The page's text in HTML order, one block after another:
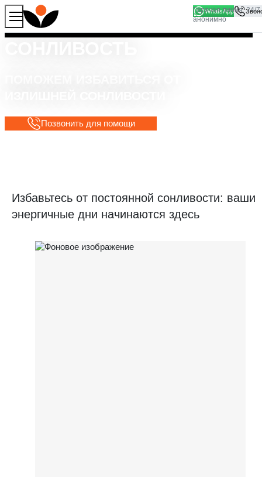
WhatsApp
Позвонить для помощи
Избавьтесь от постоянной сонливости: ваши
энергичные дни начинаются здесь
Продолжая работу с сайтом, вы соглашаетесь на то, что
мы используем файлы
Хорошо